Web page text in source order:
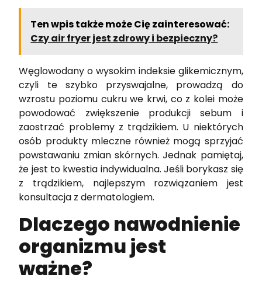
Ten wpis także może Cię zainteresować:
Czy air fryer jest zdrowy i bezpieczny?
Węglowodany o wysokim indeksie glikemicznym,
czyli te szybko przyswajalne, prowadzą do
wzrostu poziomu cukru we krwi, co z kolei może
powodować zwiększenie produkcji sebum i
zaostrzać problemy z trądzikiem. U niektórych
osób produkty mleczne również mogą sprzyjać
powstawaniu zmian skórnych. Jednak pamiętaj,
że jest to kwestia indywidualna. Jeśli borykasz się
z trądzikiem, najlepszym rozwiązaniem jest
konsultacja z dermatologiem.
Dlaczego nawodnienie
organizmu jest
ważne?